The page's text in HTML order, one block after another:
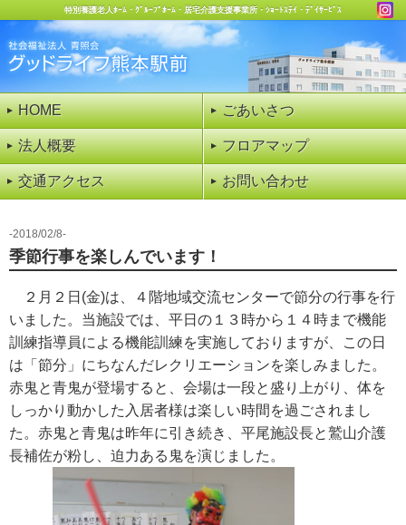
特別養護老人ﾎｰﾑ・ｸﾞﾙｰﾌﾟﾎｰﾑ・居宅介護支援事業所・ｼｮｰﾄｽﾃｲ・ﾃﾞｲｻｰﾋﾞｽ
HOME ごあいさつ
法人概要 フロアマップ
交通アクセス お問い合わせ
2018/02/8
季節行事を楽しんでいます！
２月２日(金)は、４階地域交流センターで節分の行事を行
いました。当施設では、平日の１３時から１４時まで機能
訓練指導員による機能訓練を実施しておりますが、この日
は「節分」にちなんだレクリエーションを楽しみました。
赤鬼と青鬼が登場すると、会場は一段と盛り上がり、体を
しっかり動かした入居者様は楽しい時間を過ごされまし
た。赤鬼と青鬼は昨年に引き続き、平尾施設長と鷲山介護
長補佐が粉し、迫力ある鬼を演じました。